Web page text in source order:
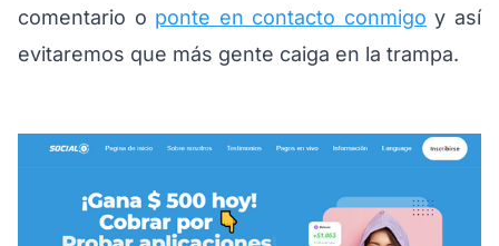
comentario o ponte en contacto conmigo y así
evitaremos que más gente caiga en la trampa.